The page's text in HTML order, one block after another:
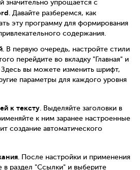
значительно упрощается с
. Давайте разберемся, как
эту программу для формирования
содержания.
. В первую очередь, настройте стили
перейдите во вкладку "Главная" и
Здесь вы можете изменить шрифт,
параметры для каждого уровня
к тексту. Выделяйте заголовки в
к ним заранее настроенные
создание автоматического
. После настройки и применения
в раздел "Ссылки" и выберите